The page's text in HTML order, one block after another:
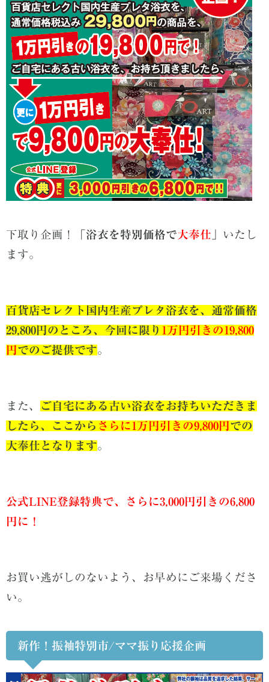
下取り企画！ 「浴衣を特別価格で大奉仕
いたし
ます。
百貨店セレクト国内生産プレタ浴衣を、通常価格
29,800円のところ、今回に限り 1万円引きの19,800
円でのご提供です。
また、
ご自宅にある古い浴衣をお持ちいただきま
したら、ここから さらに1万円引きの9,800円での
大奉仕となります。
公式LINE登録特典で、さらに3,000円引きの6,800
円に！
お買い逃がしのないよう、お早めにご来場くださ
い。
新作！振袖特別市/ママ振り応援企画